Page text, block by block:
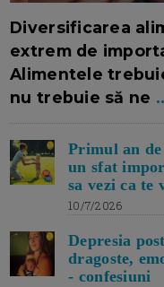
Diversificarea
extrem de
Alimentele
nu trebuie să ne
Primul an
un sfat
sa vezi ca te
10/7/2026
Depresia
dragoste,
- confesiuni